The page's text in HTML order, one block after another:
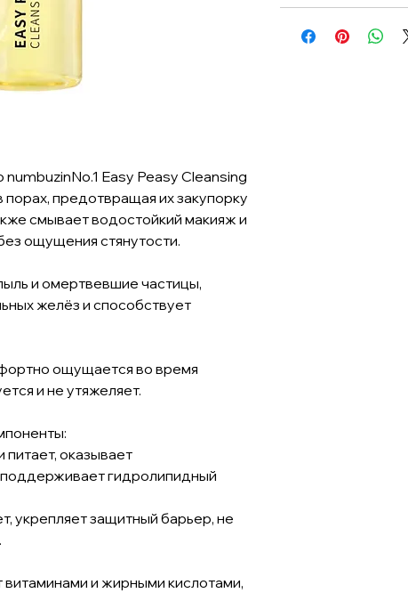
Easy Peasy Cleansing
порах, предотвращая их закупорку
смывает водостойкий макияж и
ощущения стянутости.
и омертвевшие частицы,
желёз и способствует
ощущается во время
и не утяжеляет.
оказывает
гидролипидный
укрепляет защитный барьер, не
и жирными кислотами,